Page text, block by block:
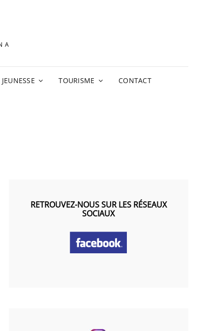
JEUNESSE TOURISME CONTACT
RETROUVEZ-NOUS SUR LES RÉSEAUX
SOCIAUX